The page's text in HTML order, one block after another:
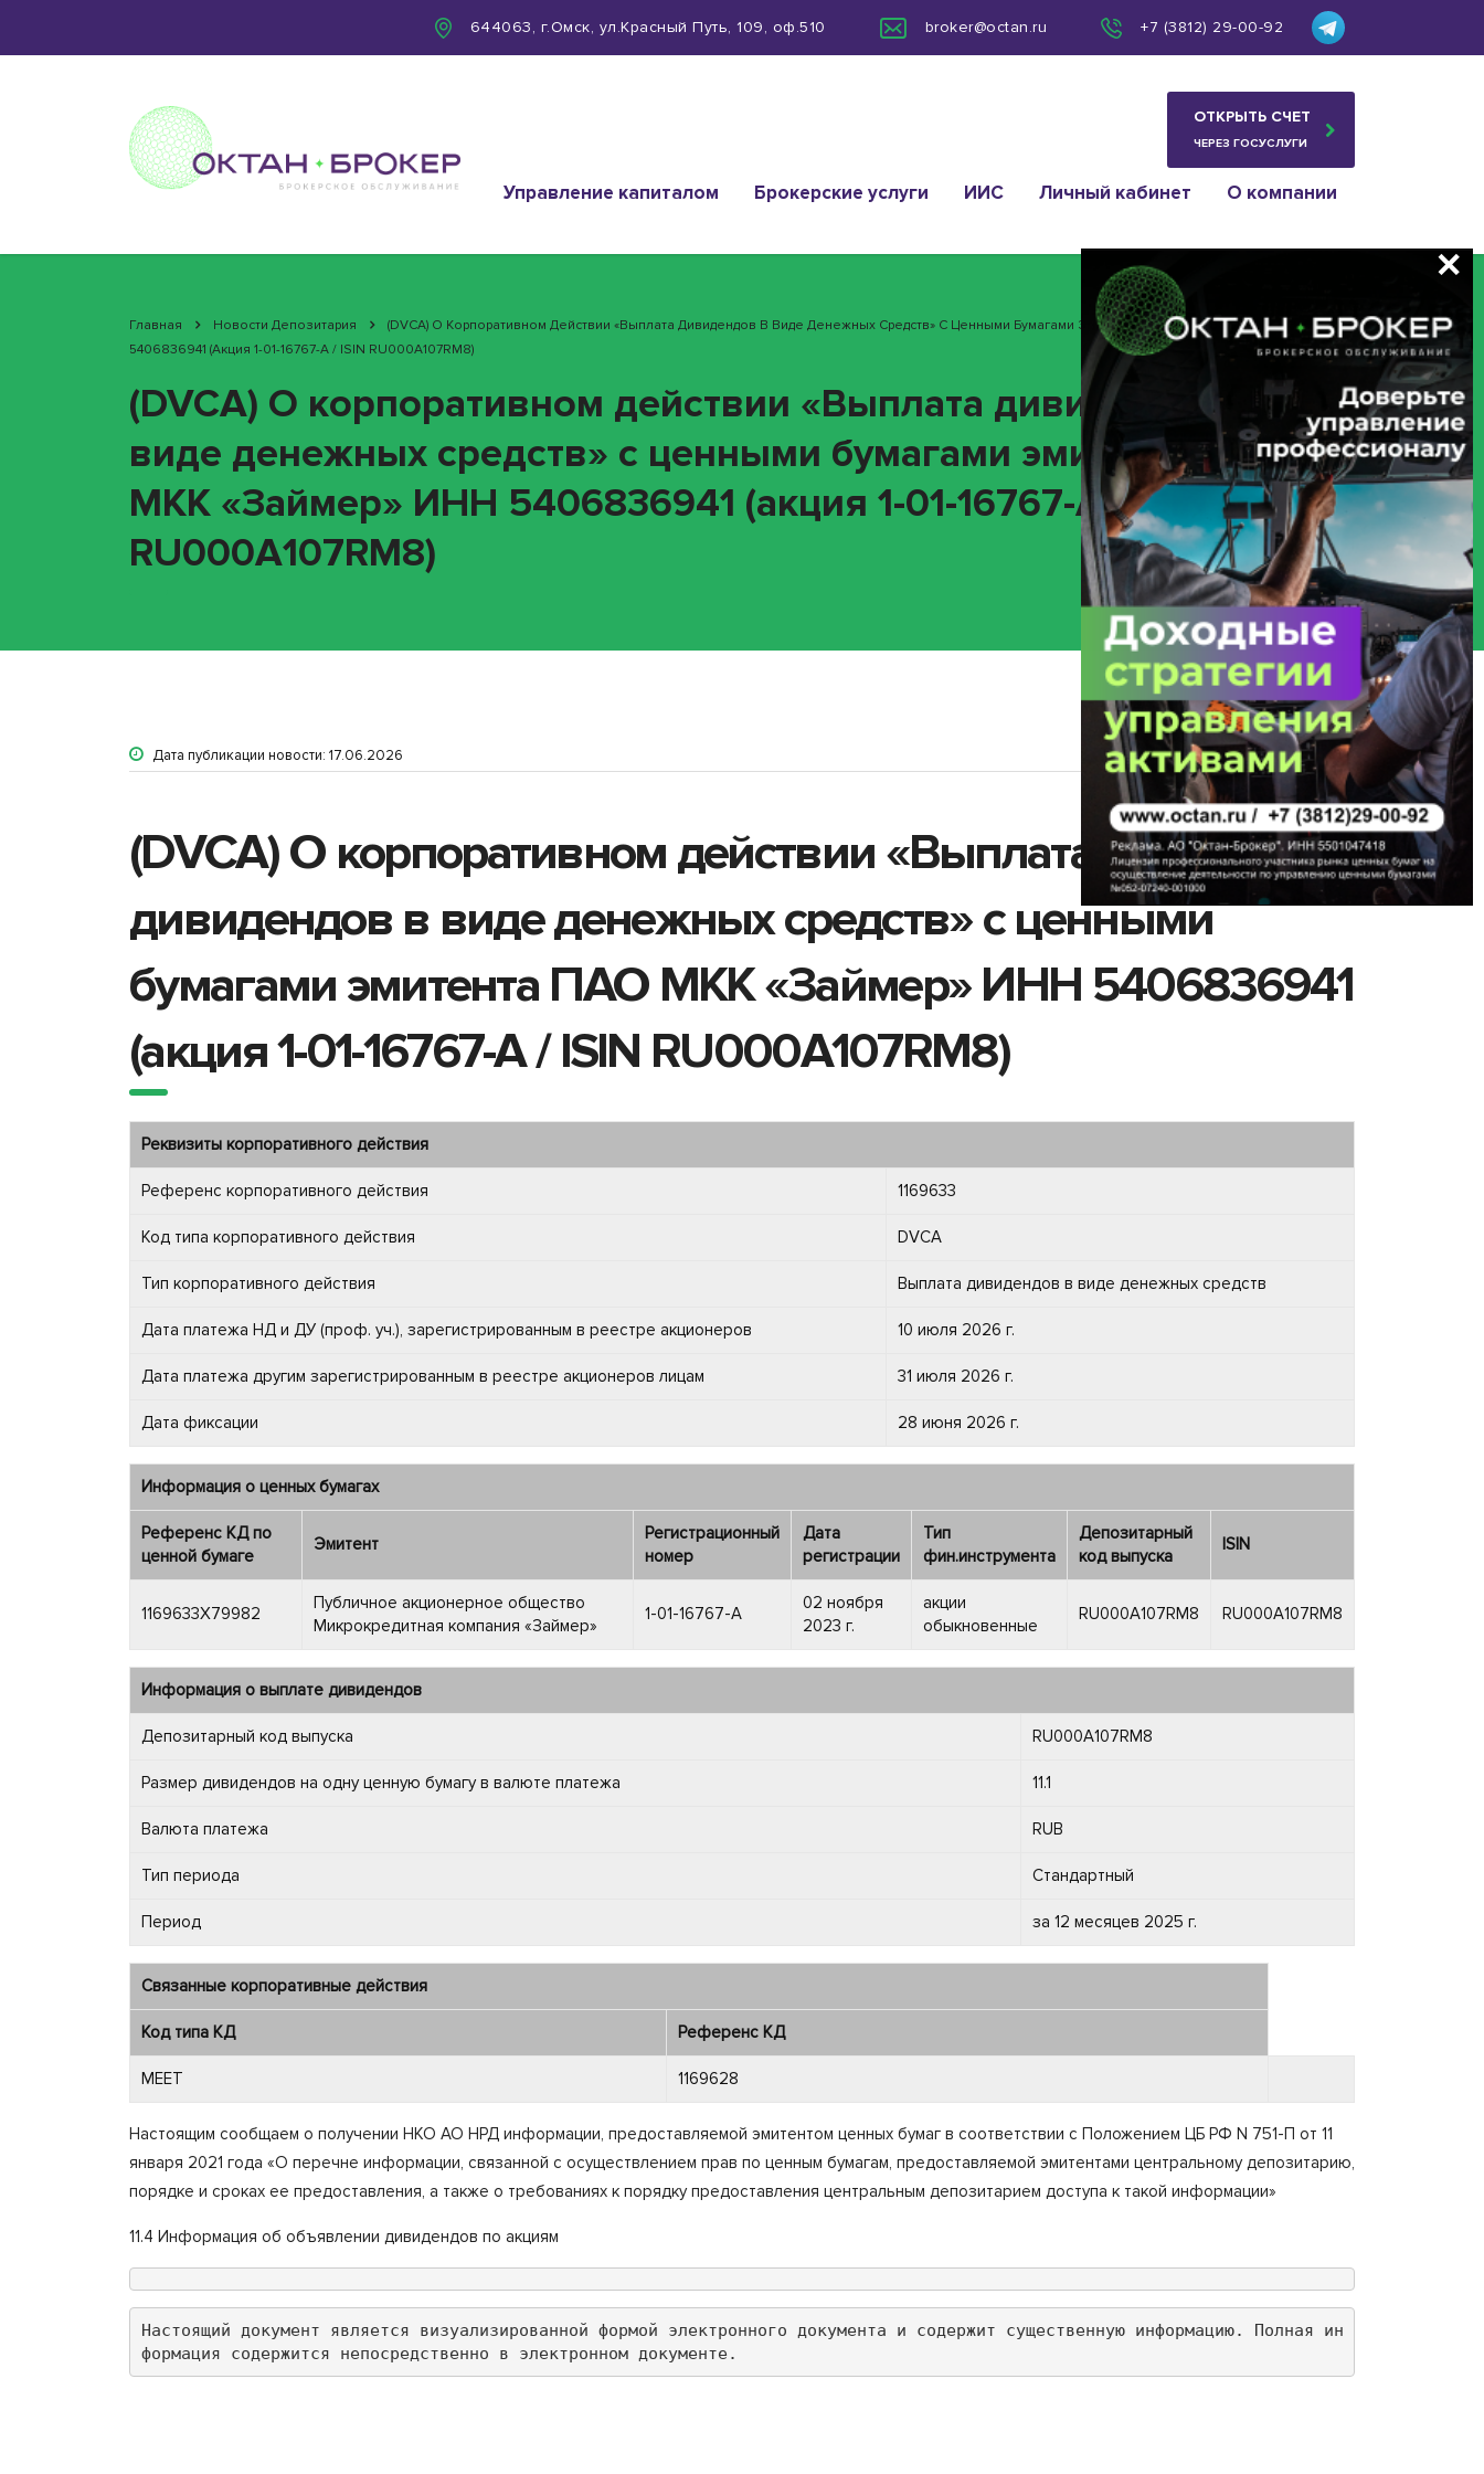
644063, г.Омск, ул.Красный Путь, 109, оф.510 broker@octan.ru +7 (3812) 29-00-92
ОТКРЫТЬ СЧЕТ
ЧЕРЕЗ ГОСУСЛУГИ
Управление капиталом Брокерские услуги ИИС Личный кабинет О компании
Главная Новости Депозитария
(DVCA) О Корпоративном Действии «Выплата Дивидендов В Виде Денежных Средств» С Ценными Бумагами Эмитента ПАО МКК «Займер» ИНН
5406836941 (акция 1-01-16767-A / ISIN RU000A107RM8)
(DVCA) О корпоративном действии «Выплата дивидендов в
виде денежных средств» с ценными бумагами эмитента ПАО
МКК «Займер» ИНН 5406836941 (акция 1-01-16767-A / ISIN
RU000A107RM8)
Дата публикации новости: 17.06.2026
(DVCA) О корпоративном действии «Выплата
дивидендов в виде денежных средств» с ценными
бумагами эмитента ПАО МКК «Займер» ИНН 5406836941
(акция 1-01-16767-A / ISIN RU000A107RM8)
Реквизиты корпоративного действия
Референс корпоративного действия 1169633
Код типа корпоративного действия DVCA
Тип корпоративного действия Выплата дивидендов в виде денежных средств
Дата платежа НД и ДУ (проф. уч.), зарегистрированным в реестре акционеров 10 июля 2026 г.
Дата платежа другим зарегистрированным в реестре акционеров лицам 31 июля 2026 г.
Дата фиксации 28 июня 2026 г.
Информация о ценных бумагах
Референс КД по
ценной бумаге
Эмитент
Регистрационный
номер
Дата
регистрации
Тип
фин.инструмента
Депозитарный
код выпуска
ISIN
1169633X79982
Публичное акционерное общество
Микрокредитная компания «Займер»
1-01-16767-A
02 ноября
2023 г.
акции
обыкновенные
RU000A107RM8 RU000A107RM8
Информация о выплате дивидендов
Депозитарный код выпуска RU000A107RM8
Размер дивидендов на одну ценную бумагу в валюте платежа 11.1
Валюта платежа RUB
Тип периода Стандартный
Период за 12 месяцев 2025 г.
Связанные корпоративные действия
Код типа КД Референс КД
MEET 1169628
Настоящим сообщаем о получении НКО АО НРД информации, предоставляемой эмитентом ценных бумаг в соответствии с Положением ЦБ РФ N 751-П от 11
января 2021 года «О перечне информации, связанной с осуществлением прав по ценным бумагам, предоставляемой эмитентами центральному депозитарию,
порядке и сроках ее предоставления, а также о требованиях к порядку предоставления центральным депозитарием доступа к такой информации»
11.4 Информация об объявлении дивидендов по акциям
Настоящий документ является визуализированной формой электронного документа и содержит существенную информацию. Полная ин
формация содержится непосредственно в электронном документе.